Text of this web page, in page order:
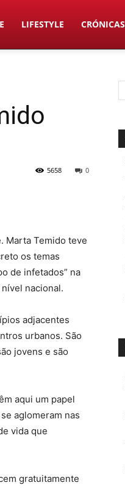
LIFESTYLE CRÓNICAS
0
5658
Marta Temido teve
os temas
de infetados” na
nacional.
adjacentes
urbanos. São
jovens e são
aqui um papel
aglomeram nas
vida que
gratuitamente